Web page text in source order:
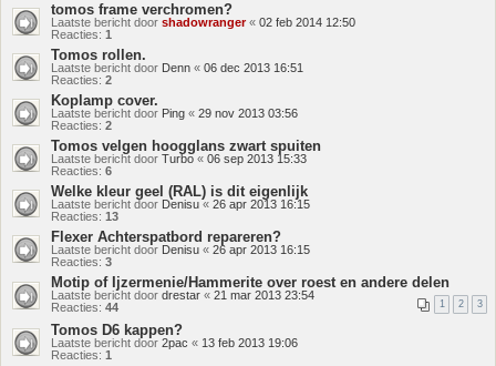
tomos frame verchromen?
Laatste bericht door shadowranger« 02 feb 2014 12:50
Reacties: 1
Tomos rollen.
Laatste bericht door Denn « 06 dec 2013 16:51
Reacties: 2
Koplamp cover.
Laatste bericht door Ping « 29 nov 2013 03:56
Reacties: 2
Tomos velgen hoogglans zwart spuiten
Laatste bericht door Turbo « 06 sep 2013 15:33
Reacties: 6
Welke kleur geel (RAL) is dit eigenlijk
Laatste bericht door Denisu« 26 apr 2013 16:15
Reacties: 13
Flexer Achterspatbord repareren?
Laatste bericht door Denisu « 26 apr 2013 16:15
Reacties: 3
Motip of Ijzermenie/Hammerite over roest en andere delen
Laatste bericht door drestar « 21 mar 2013 23:54
Reacties: 44 1 2 3
Tomos D6 kappen?
Laatste bericht door 2pac « 13 feb 2013 19:06
Reacties: 1